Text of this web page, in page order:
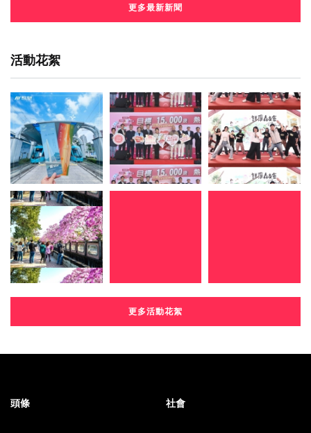
更多最新新聞
活動花絮
更多活動花絮
頭條 社會